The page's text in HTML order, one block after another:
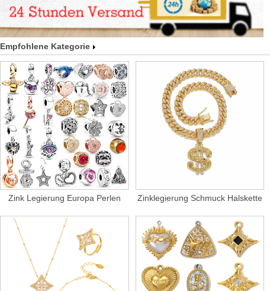
Empfohlene Kategorie
Zink Legierung Europa Perlen Zinklegierung Schmuck Halskette